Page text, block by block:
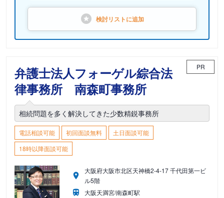
検討リストに追加
弁護士法人フォーゲル綜合法
律事務所 南森町事務所
PR
相続問題を多く解決してきた少数精鋭事務所
電話相談可能 初回面談無料
土日面談可能
18時以降面談可能
大阪府大阪市北区天神橋2-4-17 千代田第一ビ
ル5階
大阪天満宮/南森町駅